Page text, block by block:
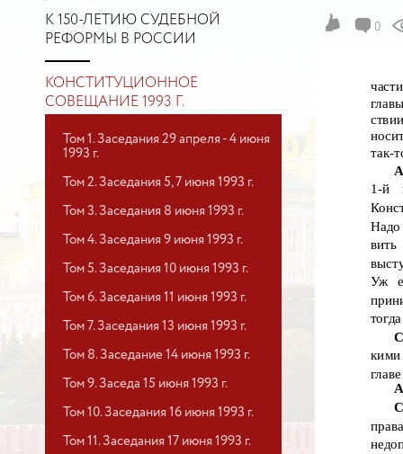
К 150-ЛЕТИЮ СУДЕБНОЙ
РЕФОРМЫ В РОССИИ
КОНСТИТУЦИОННОЕ
СОВЕЩАНИЕ 1993 Г.
Том 1. Заседания 29 апреля - 4 июня
1993 г.
Том 2. Заседания 5, 7 июня 1993 г.
Том 3. Заседания 8 июня 1993 г.
Том 4. Заседания 9 июня 1993 г.
Том 5. Заседания 10 июня 1993 г.
Том 6. Заседания 11 июня 1993 г.
Том 7. Заседания 13 июня 1993 г.
Том 8. Заседание 14 июня 1993 г.
Том 9. Заседа 15 июня 1993 г.
Том 10. Заседания 16 июня 1993 г.
Том 11. Заседания 17 июня 1993 г.
0
части
так-
1-й
Уж
права